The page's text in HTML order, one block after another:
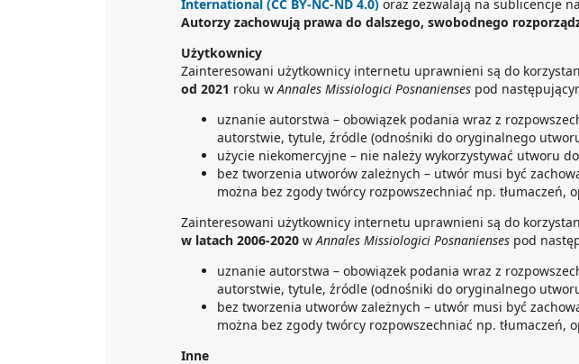
International (CC BY-NC-ND 4.0) oraz zezwalają na sublicencje
Autorzy zachowują prawa do dalszego, swobodnego
Użytkownicy
Zainteresowani użytkownicy internetu uprawnieni są do
od 2021 roku w Annales Missiologici Posnanienses pod
uznanie autorstwa – obowiązek podania wraz z
autorstwie, tytule, źródle (odnośniki do oryginalnego
użycie niekomercyjne – nie należy wykorzystywać utworu
bez tworzenia utworów zależnych – utwór musi być
można bez zgody twórcy rozpowszechniać np. tłumaczeń,
Zainteresowani użytkownicy internetu uprawnieni są do
w latach 2006-2020 w Annales Missiologici Posnanienses pod
uznanie autorstwa – obowiązek podania wraz z
autorstwie, tytule, źródle (odnośniki do oryginalnego
bez tworzenia utworów zależnych – utwór musi być
można bez zgody twórcy rozpowszechniać np. tłumaczeń,
Inne